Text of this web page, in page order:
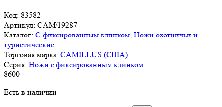
Код: 83582
Артикул: CAM/19287
Каталог: С фиксированным клинком Ножи охотничьи и
туристические
Торговая марка: CAMILLUS (США)
Серия: Ножи с фиксированным клинком
8600
Есть в наличии